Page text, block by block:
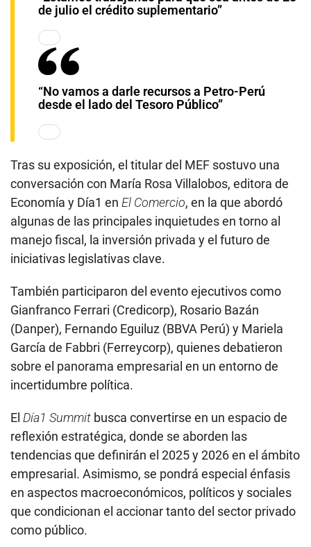
de julio el crédito suplementario”
“No vamos a darle recursos a Petro-Perú
desde el lado del Tesoro Público”
Tras su exposición, el titular del MEF sostuvo una
conversación con María Rosa Villalobos, editora de
Economía y Día1 en El Comercio, en la que abordó
algunas de las principales inquietudes en torno al
manejo fiscal, la inversión privada y el futuro de
iniciativas legislativas clave.
También participaron del evento ejecutivos como
Gianfranco Ferrari (Credicorp), Rosario Bazán
(Danper), Fernando Eguiluz (BBVA Perú) y Mariela
García de Fabbri (Ferreycorp), quienes debatieron
sobre el panorama empresarial en un entorno de
incertidumbre política.
El Día1 Summit busca convertirse en un espacio de
reflexión estratégica, donde se aborden las
tendencias que definirán el 2025 y 2026 en el ámbito
empresarial. Asimismo, se pondrá especial énfasis
en aspectos macroeconómicos, políticos y sociales
que condicionan el accionar tanto del sector privado
como público.